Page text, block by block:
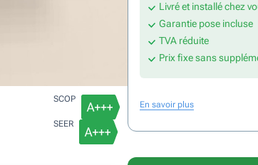
Livré et installé chez
Garantie pose incluse
TVA réduite
Prix fixe sans
En savoir plus
SCOP
SEER